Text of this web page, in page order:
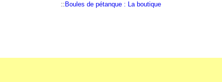
:: Boules de pétanque : La boutique